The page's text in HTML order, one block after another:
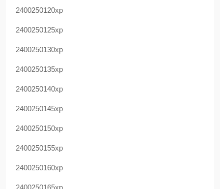
2400250120xp
2400250125xp
2400250130xp
2400250135xp
2400250140xp
2400250145xp
2400250150xp
2400250155xp
2400250160xp
2400250165xp